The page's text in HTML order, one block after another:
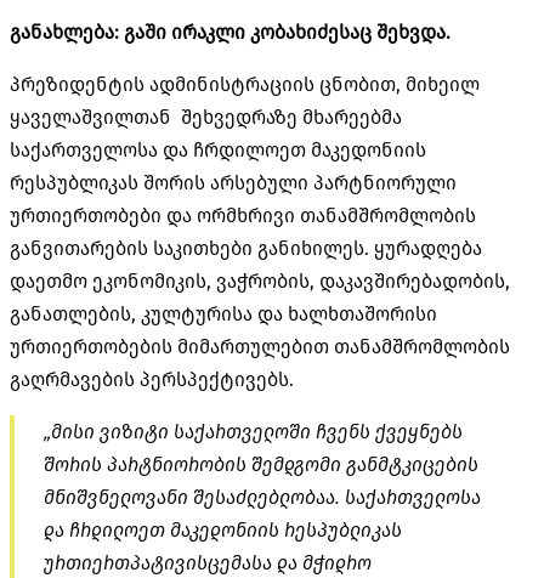
განახლება: გაში ირაკლი კობახიძესაც შეხვდა.
პრეზიდენტის ადმინისტრაციის ცნობით, მიხეილ
ყაველაშვილთან შეხვედრაზე მხარეებმა
საქართველოსა და ჩრდილოეთ მაკედონიის
რესპუბლიკას შორის არსებული პარტნიორული
ურთიერთობები და ორმხრივი თანამშრომლობის
განვითარების საკითხები განიხილეს. ყურადღება
დაეთმო ეკონომიკის, ვაჭრობის, დაკავშირებადობის,
განათლების, კულტურისა და ხალხთაშორისი
ურთიერთობების მიმართულებით თანამშრომლობის
გაღრმავების პერსპექტივებს.
„მისი ვიზიტი საქართველოში ჩვენს ქვეყნებს
შორის პარტნიორობის შემდგომი განმტკიცების
მნიშვნელოვანი შესაძლებლობაა. საქართველოსა
და ჩრდილოეთ მაკედონიის რესპუბლიკას
ურთიერთპატივისცემასა და მჭიდრო